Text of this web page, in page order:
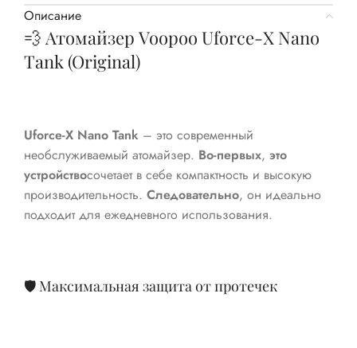
Описание
💨 Атомайзер Voopoo Uforce-X Nano
Tank (Original)
Uforce-X Nano Tank – это современный
необслуживаемый атомайзер. Во-первых, это
устройствосочетает в себе компактность и высокую
производительность. Следовательно, он идеально
подходит для ежедневного использования.
🛡️ Максимальная защита от протечек